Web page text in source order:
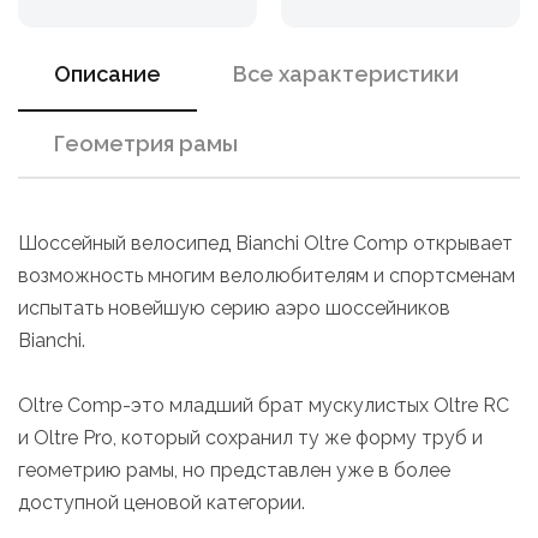
Описание Все характеристики
Геометрия рамы
Шоссейный велосипед Bianchi Oltre Comp открывает
возможность многим велолюбителям и спортсменам
испытать новейшую серию аэро шоссейников
Bianchi.
Oltre Comp-это младший брат мускулистых Oltre RC
и Oltre Pro, который сохранил ту же форму труб и
геометрию рамы, но представлен уже в более
доступной ценовой категории.